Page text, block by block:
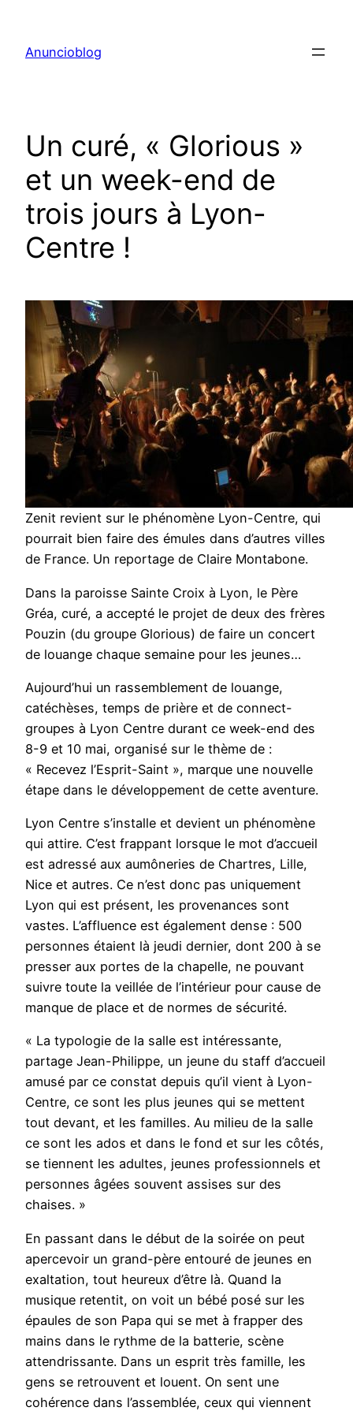
contenu
Anuncioblog
Un curé, « Glorious »
et un week-end de
trois jours à Lyon-
Centre !
Zenit revient sur le phénomène Lyon-Centre, qui
pourrait bien faire des émules dans d’autres villes
de France. Un reportage de Claire Montabone.
Dans la paroisse Sainte Croix à Lyon, le Père
Gréa, curé, a accepté le projet de deux des frères
Pouzin (du groupe Glorious) de faire un concert
de louange chaque semaine pour les jeunes…
Aujourd’hui un rassemblement de louange,
catéchèses, temps de prière et de connect-
groupes à Lyon Centre durant ce week-end des
8-9 et 10 mai, organisé sur le thème de :
« Recevez l’Esprit-Saint », marque une nouvelle
étape dans le développement de cette aventure.
Lyon Centre s’installe et devient un phénomène
qui attire. C’est frappant lorsque le mot d’accueil
est adressé aux aumôneries de Chartres, Lille,
Nice et autres. Ce n’est donc pas uniquement
Lyon qui est présent, les provenances sont
vastes. L’affluence est également dense : 500
personnes étaient là jeudi dernier, dont 200 à se
presser aux portes de la chapelle, ne pouvant
suivre toute la veillée de l’intérieur pour cause de
manque de place et de normes de sécurité.
« La typologie de la salle est intéressante,
partage Jean-Philippe, un jeune du staff d’accueil
amusé par ce constat depuis qu’il vient à Lyon-
Centre, ce sont les plus jeunes qui se mettent
tout devant, et les familles. Au milieu de la salle
ce sont les ados et dans le fond et sur les côtés,
se tiennent les adultes, jeunes professionnels et
personnes âgées souvent assises sur des
chaises. »
En passant dans le début de la soirée on peut
apercevoir un grand-père entouré de jeunes en
exaltation, tout heureux d’être là. Quand la
musique retentit, on voit un bébé posé sur les
épaules de son Papa qui se met à frapper des
mains dans le rythme de la batterie, scène
attendrissante. Dans un esprit très famille, les
gens se retrouvent et louent. On sent une
cohérence dans l’assemblée, ceux qui viennent